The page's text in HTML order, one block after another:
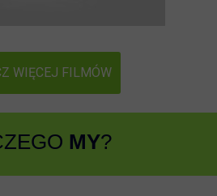
MY?
WIĘCEJ FILMÓW